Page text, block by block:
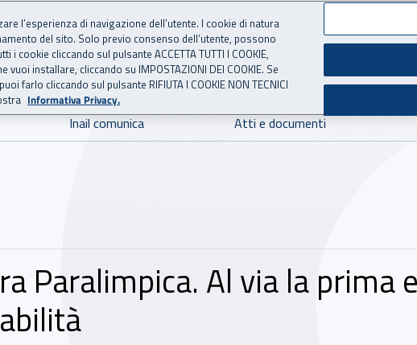
per l'Assicurazione
Inail comunica Atti e documenti
Paralimpica. Al via la prima
l’esperienza di navigazione dell’utente. I cookie di natura
del sito. Solo previo consenso dell’utente, possono
cliccando sul pulsante ACCETTA TUTTI I COOKIE,
installare, cliccando su IMPOSTAZIONI DEI COOKIE. Se
farlo cliccando sul pulsante RIFIUTA I COOKIE NON TECNICI
Informativa Privacy.